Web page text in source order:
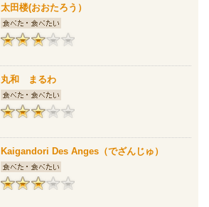
太田楼(おおたろう）
丸和 まるわ
Kaigandori Des Anges（でざんじゅ）